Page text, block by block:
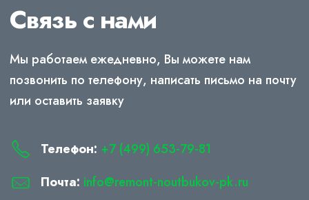
Связь с нами
Мы работаем ежедневно, Вы можете нам
позвонить по телефону, написать письмо на почту
или оставить заявку
Телефон: +7 (499) 653-79-81
Почта: info@remont-noutbukov-pk.ru